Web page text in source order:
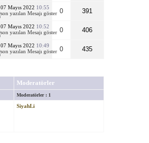
07 Mayıs 2022 10:55
0 391
07 Mayıs 2022 10:52
0 406
07 Mayıs 2022 10:49
0 435
Moderatörler
Moderatörler : 1
SiyahLi